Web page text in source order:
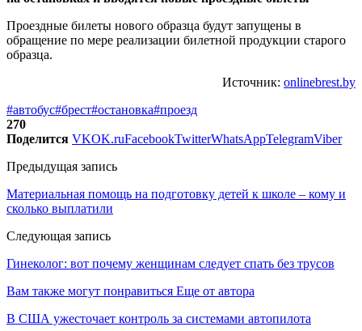
Проездные билеты нового образца будут запущены в
обращение по мере реализации билетной продукции старого
образца.
Источник: onlinebrest.by
#автобус#брест#остановка#проезд
270
Поделится VKOK.ruFacebookTwitterWhatsAppTelegramViber
Предыдущая запись
Материальная помощь на подготовку детей к школе – кому и
сколько выплатили
Следующая запись
Гинеколог: вот почему женщинам следует спать без трусов
Вам также могут понравиться Еще от автора
В США ужесточает контроль за системами автопилота